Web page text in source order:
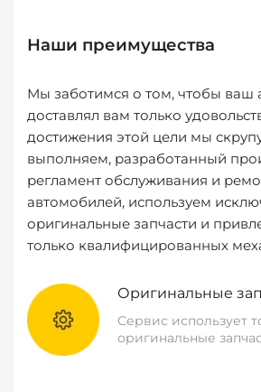
Наши преимущества
Мы заботимся о том, чтобы ваш
доставлял вам только
достижения этой цели мы
выполняем, разработанный
регламент обслуживания и
автомобилей, используем
оригинальные запчасти и
только квалифицированных
Оригинальные
Сервис использует
оригинальные